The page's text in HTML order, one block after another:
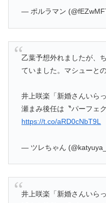
— ポルラマン
乙葉予想外れましたが、
ていました。マシューと
井上咲楽「新婚さんいら
瀬まみ後任は〝パーフェ
https://t.co/aRD0cNbT9L
— ツレちゃん
井上咲楽「新婚さんいら